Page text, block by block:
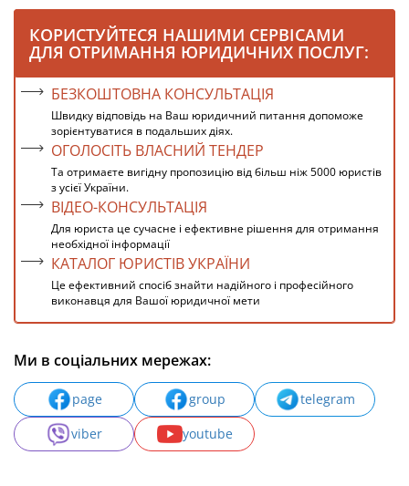
КОРИСТУЙТЕСЯ НАШИМИ СЕРВІСАМИ
ДЛЯ ОТРИМАННЯ ЮРИДИЧНИХ ПОСЛУГ:
БЕЗКОШТОВНА КОНСУЛЬТАЦІЯ
Швидку відповідь на Ваш юридичний питання допоможе
зорієнтуватися в подальших діях.
ОГОЛОСІТЬ ВЛАСНИЙ ТЕНДЕР
Та отримаєте вигідну пропозицію від більш ніж 5000 юристів
з усієї України.
ВІДЕО-КОНСУЛЬТАЦІЯ
Для юриста це сучасне і ефективне рішення для отримання
необхідної інформації
КАТАЛОГ ЮРИСТІВ УКРАЇНИ
Це ефективний спосіб знайти надійного і професійного
виконавця для Вашої юридичної мети
Ми в соціальних мережах:
page group
telegram
viber
youtube